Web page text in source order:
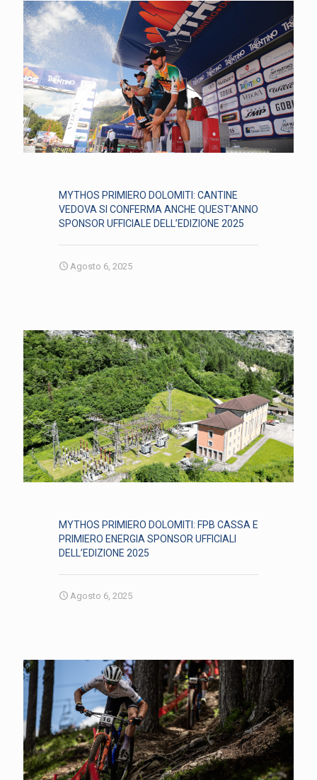
MYTHOS PRIMIERO DOLOMITI: CANTINE
VEDOVA SI CONFERMA ANCHE QUEST’ANNO
SPONSOR UFFICIALE DELL’EDIZIONE 2025
Agosto 6, 2025
MYTHOS PRIMIERO DOLOMITI: FPB CASSA E
PRIMIERO ENERGIA SPONSOR UFFICIALI
DELL’EDIZIONE 2025
Agosto 6, 2025